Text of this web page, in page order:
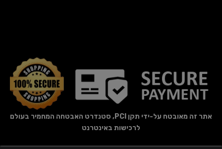
אתר זה מאובטח על-ידי תקן PCI, סטנדרט האבטחה המחמיר בעולם
לרכישות באינטרנט